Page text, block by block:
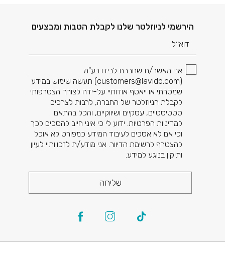
הירשמי לניוזלטר שלנו לקבלת הטבות ומבצעים
דוא׳׳ל
אני מאשר/ת שחברת לבידו בע"מ
(
customers@lavido.com) תעשה שימוש במידע
שמסרתי או ייאסף אודותיי על-ידה לצורך הצטרפותי
לקבלת הניוזלטר של החברה, לרבות לצרכים
סטטיסטיים, עסקיים ושיווקיים, והכל בהתאם
למדיניות הפרטיות. ידוע לי כי איני חייב להסכים לכך
וכי אם לא אסכים לעיבוד המידע כמפורט לא אוכל
להצטרף לרשימת הדיוור. אני מודע/ת לזכויותיי לעיון
ותיקון בנוגע למידע.
שליחה